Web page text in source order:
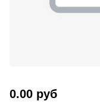
0.00 руб